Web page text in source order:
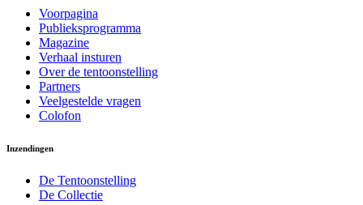
Voorpagina
Publieksprogramma
Magazine
Verhaal insturen
Over de tentoonstelling
Partners
Veelgestelde vragen
Colofon
Inzendingen
De Tentoonstelling
De Collectie